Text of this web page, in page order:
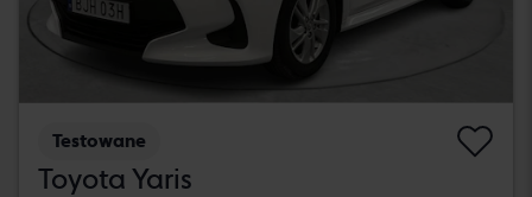
Testowane
Toyota Yaris